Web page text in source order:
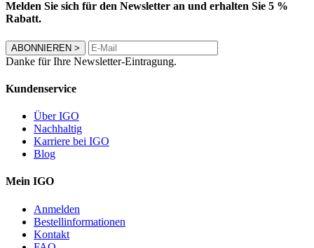
Melden Sie sich für den Newsletter an und erhalten Sie 5 %
Rabatt.
ABONNIEREN >
Danke für Ihre Newsletter-Eintragung.
Kundenservice
Über IGO
Nachhaltig
Karriere bei IGO
Blog
Mein IGO
Anmelden
Bestellinformationen
Kontakt